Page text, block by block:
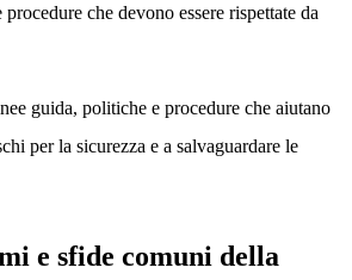
che devono essere rispettate da
guida, politiche e procedure che aiutano
per la sicurezza e a salvaguardare le
e sfide comuni della